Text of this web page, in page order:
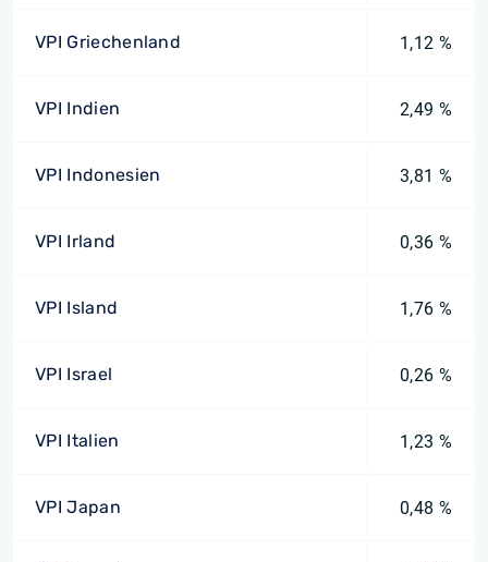
VPI Griechenland 1,12 %
VPI Indien 2,49 %
VPI Indonesien 3,81 %
VPI Irland 0,36 %
VPI Island 1,76 %
VPI Israel 0,26 %
VPI Italien 1,23 %
VPI Japan 0,48 %